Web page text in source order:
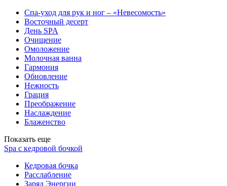
Спа-уход для рук и ног – «Невесомость»
Восточный десерт
День SPA
Очищение
Омоложение
Молочная ванна
Гармония
Обновление
Нежность
Грация
Преображение
Наслаждение
Блаженство
Показать еще
Spa с кедровой бочкой
Кедровая бочка
Расслабление
Заряд Энергии